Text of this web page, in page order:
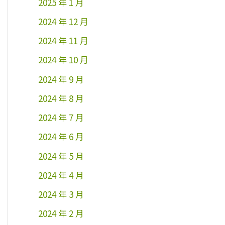
2024 年 12 月
2024 年 11 月
2024 年 10 月
2024 年 9 月
2024 年 8 月
2024 年 7 月
2024 年 6 月
2024 年 5 月
2024 年 4 月
2024 年 3 月
2024 年 2 月